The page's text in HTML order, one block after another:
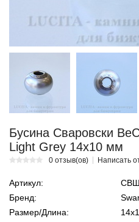
Бусина Сваровски
Light Grey 14х10 мм
0 отзыв(ов) Написать
Артикул:
Бренд:
Размер/Длина: